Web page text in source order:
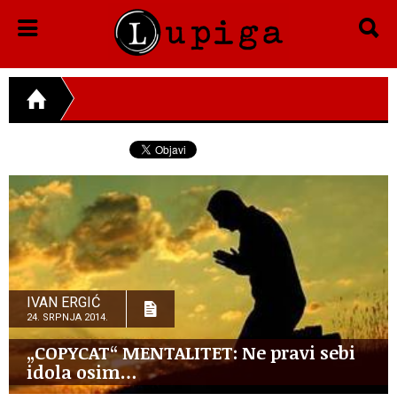
IVAN ERGIĆ
24. SRPNJA 2014.
„COPYCAT“ MENTALITET: Ne pravi sebi
idola osim…